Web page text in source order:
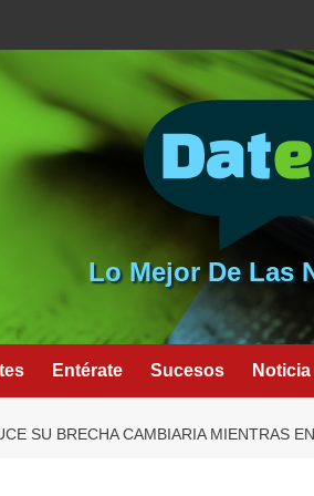
Lo Mejor De Las
Entérate Sucesos
SU BRECHA CAMBIARIA MIENTRAS